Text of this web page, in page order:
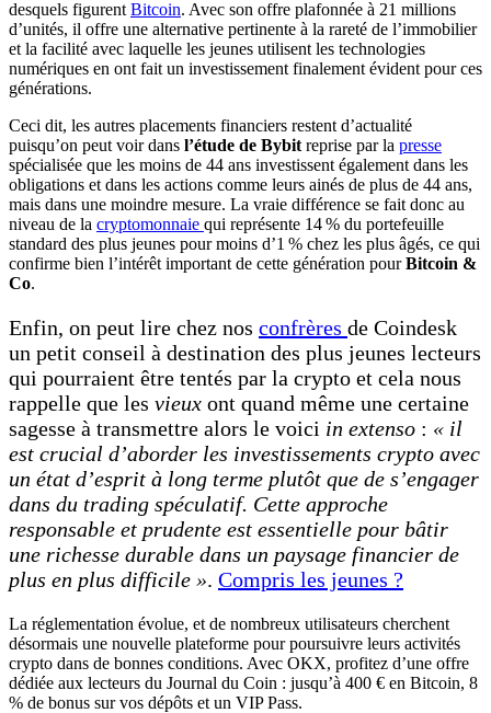
desquels figurent Bitcoin. Avec son offre plafonnée à 21 millions
d’unités, il offre une alternative pertinente à la rareté de l’immobilier
et la facilité avec laquelle les jeunes utilisent les technologies
numériques en ont fait un investissement finalement évident pour ces
générations.
Ceci dit, les autres placements financiers restent d’actualité
puisqu’on peut voir dans l’étude de Bybit reprise par la presse
spécialisée que les moins de 44 ans investissent également dans les
obligations et dans les actions comme leurs ainés de plus de 44 ans,
mais dans une moindre mesure. La vraie différence se fait donc au
niveau de la cryptomonnaie qui représente 14 % du portefeuille
standard des plus jeunes pour moins d’1 % chez les plus âgés, ce qui
confirme bien l’intérêt important de cette génération pourBitcoin &
Co.
Enfin, on peut lire chez nos confrères de Coindesk
un petit conseil à destination des plus jeunes lecteurs
qui pourraient être tentés par la crypto et cela nous
rappelle que les vieux ont quand même une certaine
sagesse à transmettre alors le voici in extenso : « il
est crucial d’aborder les investissements crypto avec
un état d’esprit à long terme plutôt que de s’engager
dans du trading spéculatif. Cette approche
responsable et prudente est essentielle pour bâtir
une richesse durable dans un paysage financier de
plus en plus difficile ». Compris les jeunes ?
La réglementation évolue, et de nombreux utilisateurs cherchent
désormais une nouvelle plateforme pour poursuivre leurs activités
crypto dans de bonnes conditions. Avec OKX, profitez d’une offre
dédiée aux lecteurs du Journal du Coin : jusqu’à 400 € en Bitcoin, 8
% de bonus sur vos dépôts et un VIP Pass.